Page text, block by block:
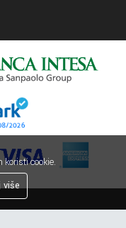
cookie.
više